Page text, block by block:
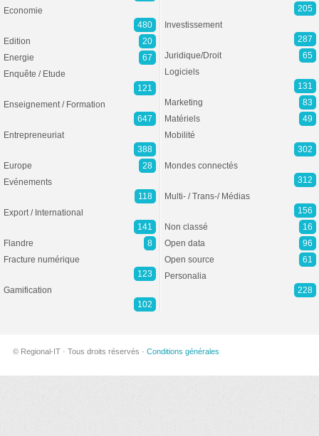
Economie
480
Edition
20
Energie
67
Enquête / Etude
121
Enseignement / Formation
647
Entrepreneuriat
388
Europe
28
Evénements
118
Export / International
141
Flandre
8
Fracture numérique
123
Gamification
102
205
Investissement
287
Juridique/Droit
65
Logiciels
131
Marketing
83
Matériels
49
Mobilité
302
Mondes connectés
312
Multi- / Trans-/ Médias
156
Non classé
16
Open data
96
Open source
61
Personalia
228
© Regional-IT · Tous droits réservés · Conditions générales